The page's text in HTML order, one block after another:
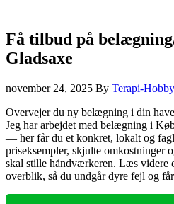
Få tilbud på
Gladsaxe
november 24, 2025 By Terapi-Hobby
Overvejer du ny belægning i din
Jeg har arbejdet med belægning i
— her får du et konkret, lokalt og
priseksempler, skjulte omkostninger
skal stille håndværkeren. Læs videre
overblik, så du undgår dyre fejl og